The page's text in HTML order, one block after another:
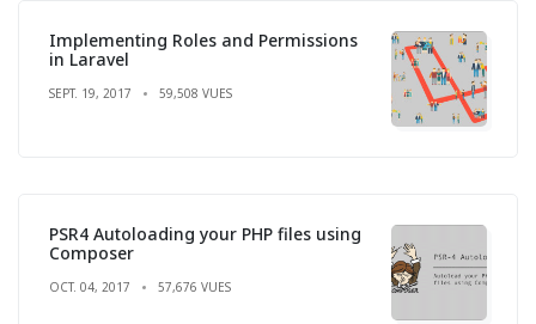
Implementing Roles and Permissions
in Laravel
SEPT. 19, 2017 59,508 VUES
PSR4 Autoloading your PHP files using
Composer
OCT. 04, 2017 57,676 VUES